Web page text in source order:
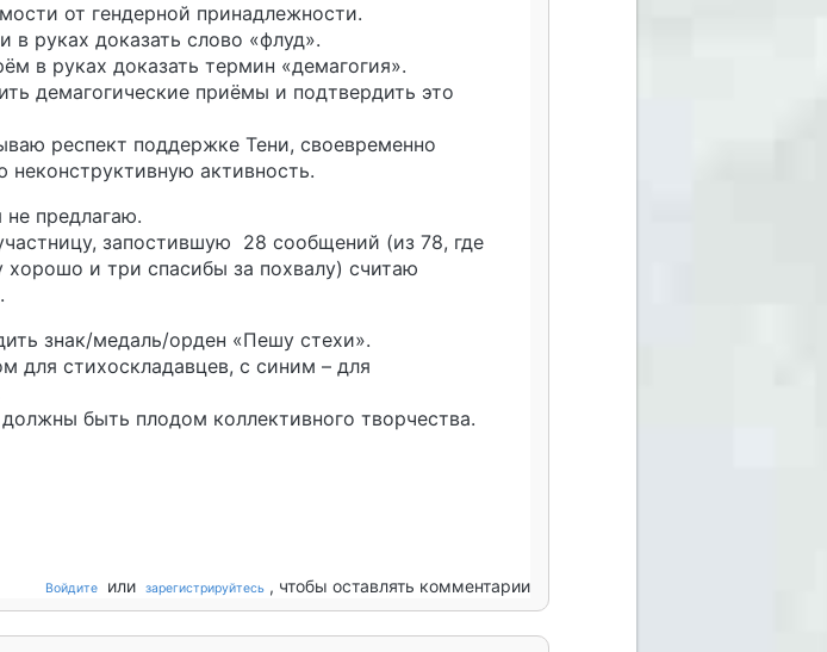
от гендерной принадлежности.
в руках доказать слово «флуд».
в руках доказать термин «демагогия».
демагогические приёмы и подтвердить это
респект поддержке Тени, своевременно
неконструктивную активность.
не предлагаю.
запостившую 28 сообщений (из 78, где
и три спасибы за похвалу) считаю
знак/медаль/орден «Пешу стехи».
для стихоскладавцев, с синим – для
быть плодом коллективного творчества.
Войдите или зарегистрируйтесь , чтобы оставлять комментарии